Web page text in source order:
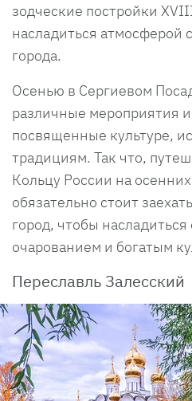
зодческие постройки
насладиться атмосферой
города.
Осенью в Сергиевом
различные мероприятия
посвященные культуре,
традициям. Так что,
Кольцу России на
обязательно стоит
город, чтобы
очарованием и богатым
Переславль Залесский